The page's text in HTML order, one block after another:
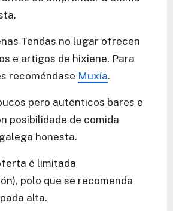
Tendas no lugar ofrecen
e artigos de hixiene. Para
recoméndase Muxía.
pero auténticos bares e
posibilidade de comida
honesta.
é limitada
polo que se recomenda
alta.